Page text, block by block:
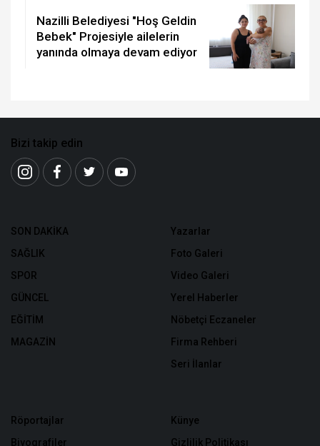
Nazilli Belediyesi "Hoş Geldin
Bebek" Projesiyle ailelerin
yanında olmaya devam ediyor
Bizi takip edin
SON DAKİKA
SAĞLIK
SPOR
GÜNCEL
EĞİTİM
MAGAZİN
Yazarlar
Foto Galeri
Video Galeri
Yerel Haberler
Nöbetçi Eczaneler
Firma Rehberi
Seri İlanlar
Röportajlar
Biyografiler
Künye
Gizlilik Politikası